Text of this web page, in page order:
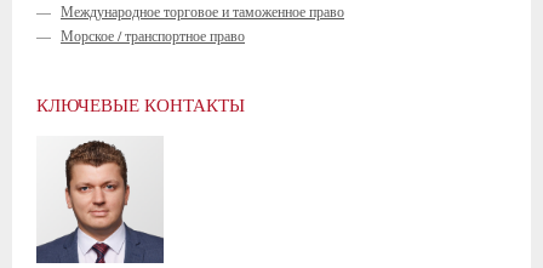
— Международное торговое и таможенное право
— Морское / транспортное право
КЛЮЧЕВЫЕ КОНТАКТЫ